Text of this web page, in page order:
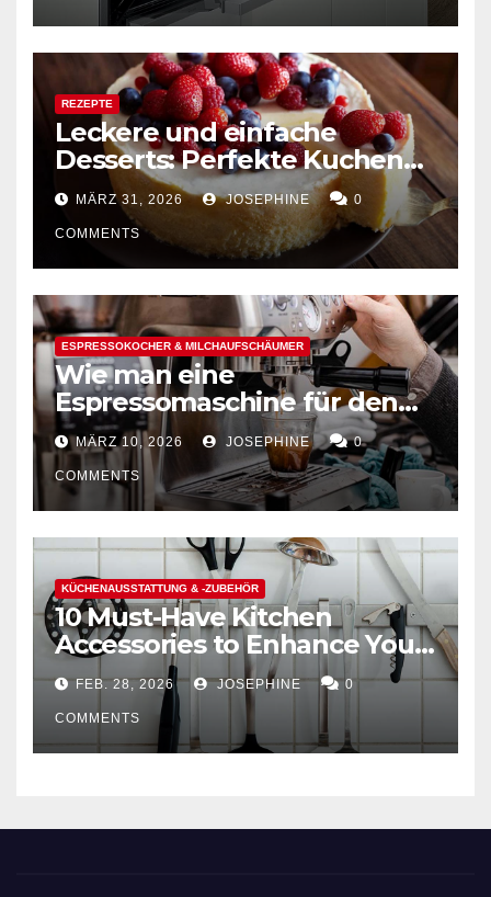
REZEPTE
Leckere und einfache
Desserts: Perfekte Kuchen
mühelos backen
MÄRZ 31, 2026 JOSEPHINE 0
COMMENTS
ESPRESSOKOCHER & MILCHAUFSCHÄUMER
Wie man eine
Espressomaschine für den
Hausgebrauch auswählt
MÄRZ 10, 2026 JOSEPHINE 0
COMMENTS
KÜCHENAUSSTATTUNG & -ZUBEHÖR
10 Must-Have Kitchen
Accessories to Enhance Your
Cooking Efficiency
FEB. 28, 2026 JOSEPHINE 0
COMMENTS